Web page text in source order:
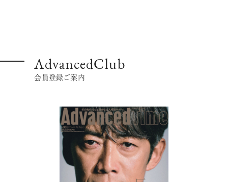
超絶技巧が生み出すエナメル工芸
記憶に残る特別な体験をオーダーメ
イド！京都で話題のラグジュアリー人
AdvancedClub
会員登録ご案内